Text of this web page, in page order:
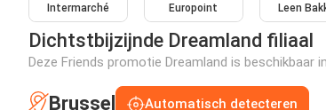
Intermarché Europoint Leen
Dichtstbijzijnde Dreamland filiaal
Deze Friends promotie Dreamland is beschikbaar
Brussel Automatisch detecteren